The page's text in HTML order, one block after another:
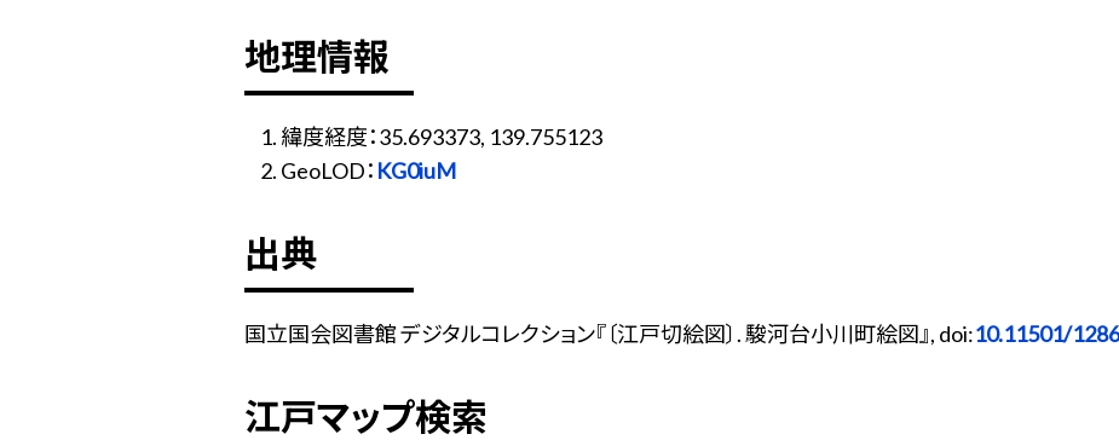
地理情報
緯度経度：35.693373, 139.755123
GeoLOD： KG0iuM
出典
国立国会図書館 デジタルコレクション『〔江戸切絵図〕. 駿河台小川町絵図』, doi:10.11501/
江戸マップ検索